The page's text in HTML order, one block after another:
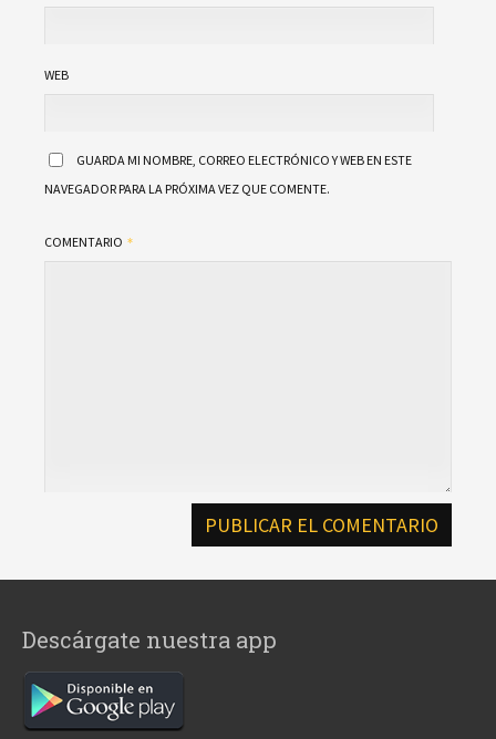
WEB
GUARDA MI NOMBRE, CORREO ELECTRÓNICO Y WEB EN ESTE
NAVEGADOR PARA LA PRÓXIMA VEZ QUE COMENTE.
COMENTARIO
Descárgate nuestra app